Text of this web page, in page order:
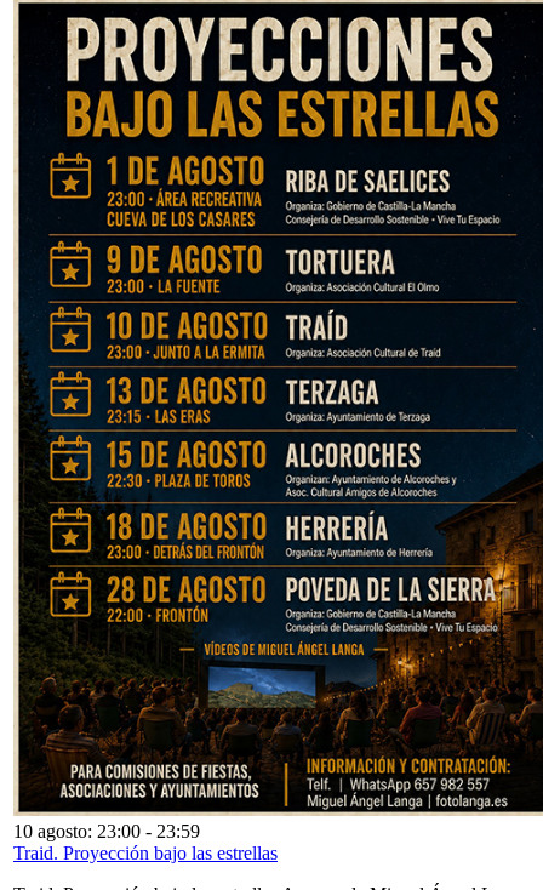
10 agosto: 23:00 - 23:59
Traid. Proyección bajo las estrellas